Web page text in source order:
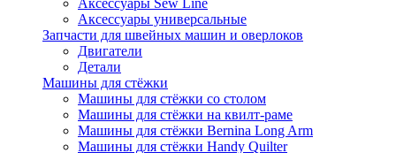
Аксессуары Sew Line
Аксессуары универсальные
Запчасти для швейных машин и оверлоков
Двигатели
Детали
Машины для стёжки
Машины для стёжки со столом
Машины для стёжки на квилт-раме
Машины для стёжки Bernina Long Arm
Машины для стёжки Handy Quilter